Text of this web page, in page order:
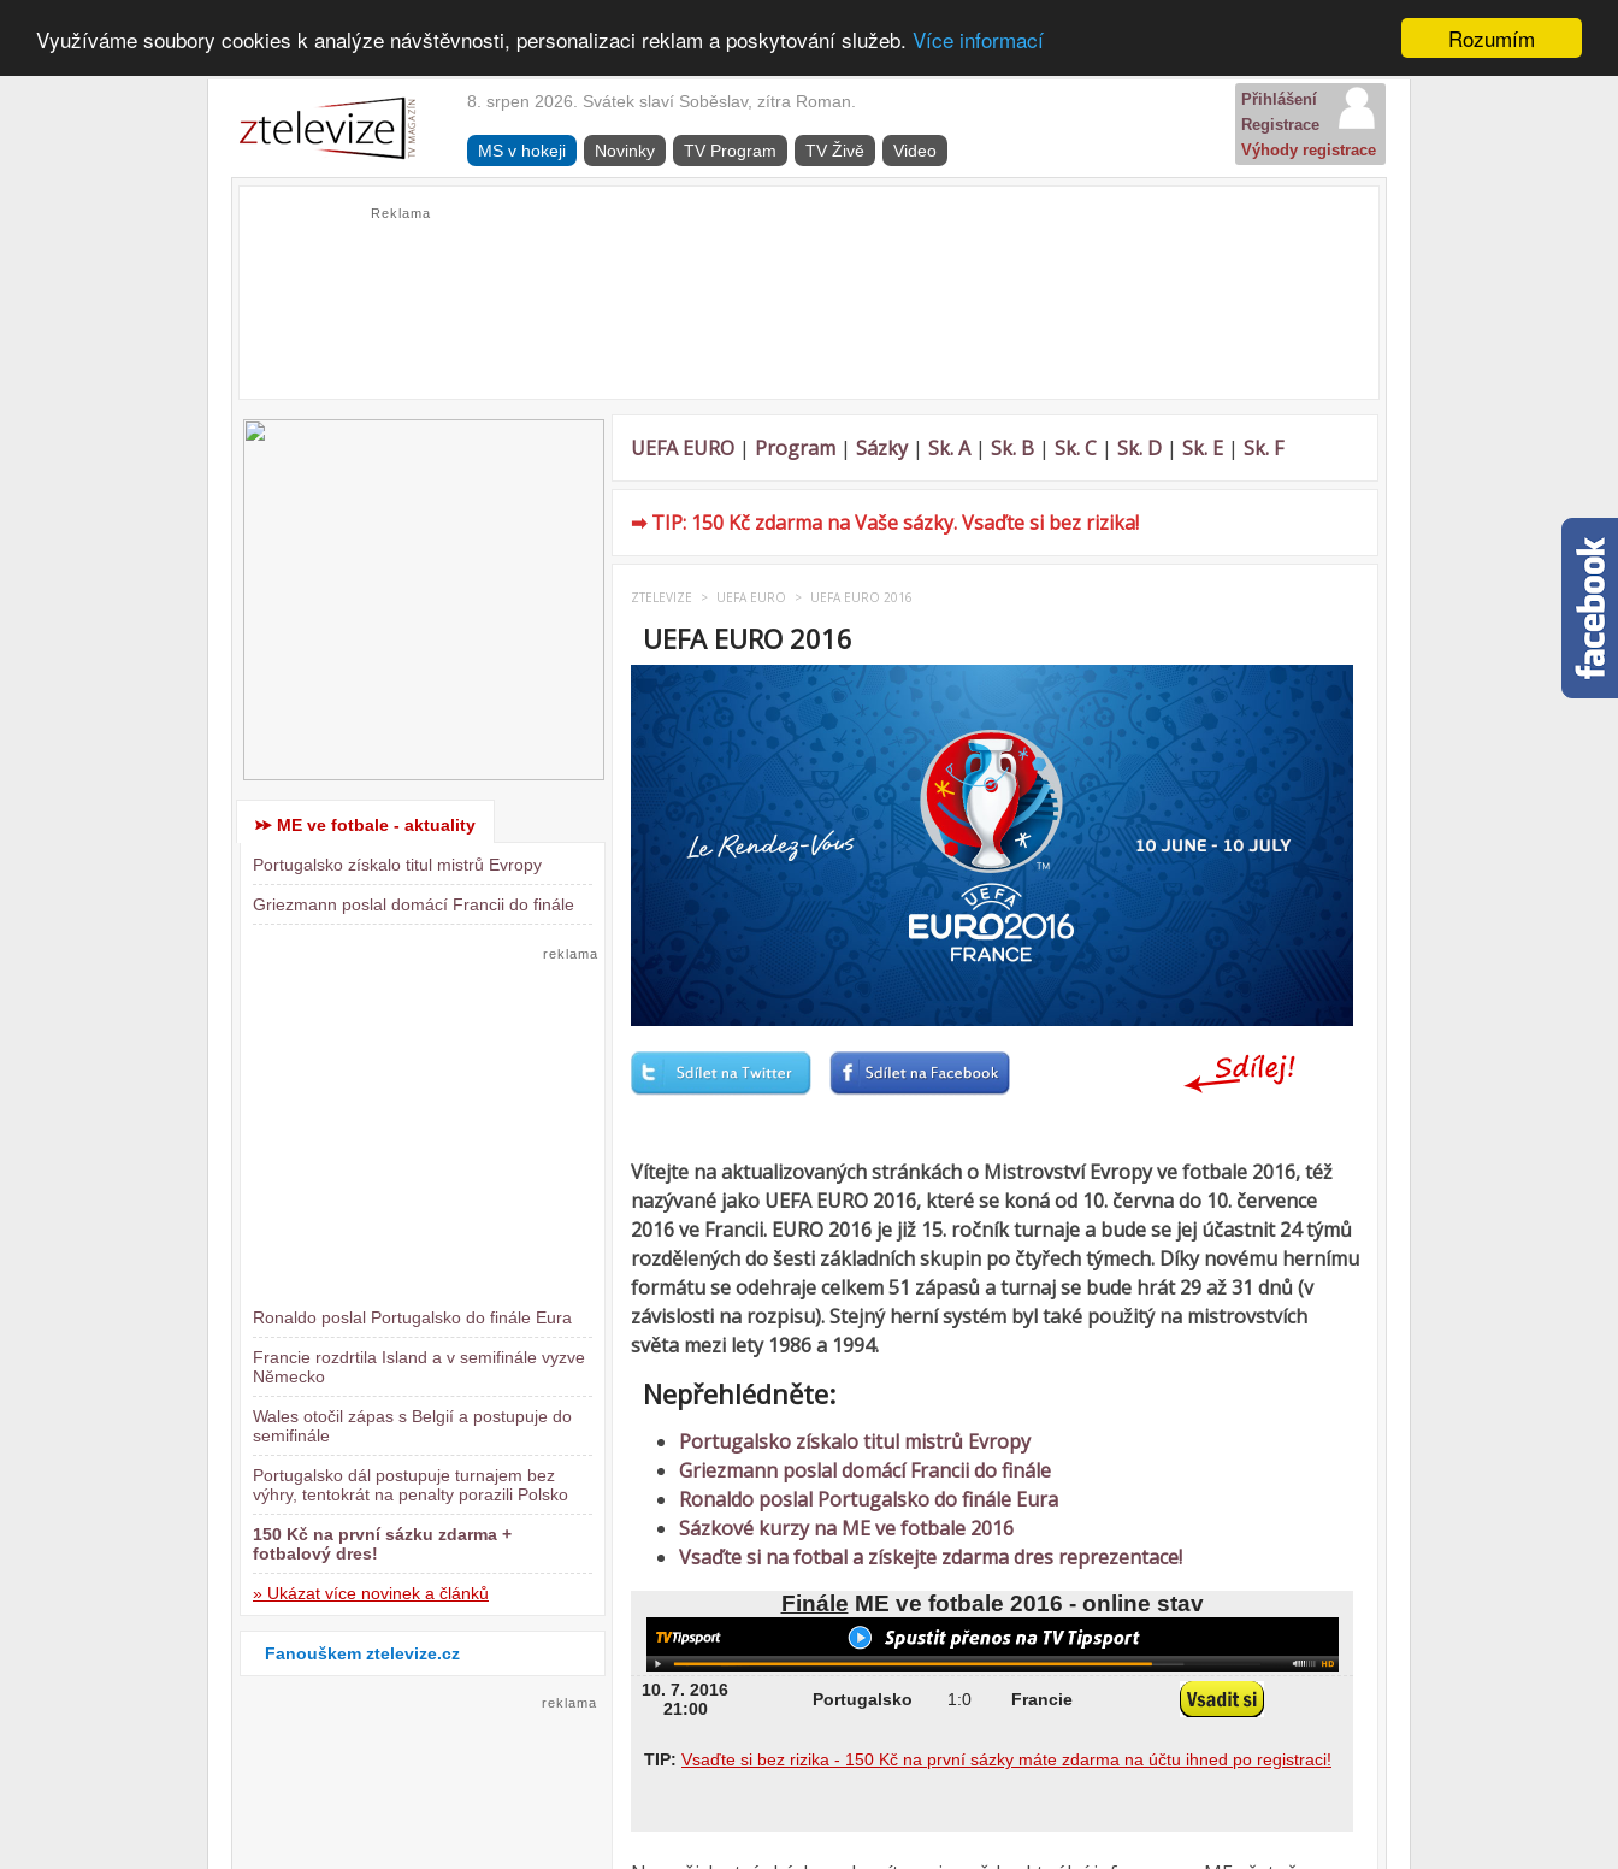
Rozumím
Využíváme soubory cookies k analýze návštěvnosti, personalizaci reklam a poskytování služeb. Více informací
8. srpen 2026. Svátek slaví Soběslav, zítra Roman.
MS v hokeji Novinky TV Program TV Živě Video
Přihlášení
Registrace
Výhody registrace
Reklama
ME ve fotbale - aktuality
Portugalsko získalo titul mistrů Evropy
Griezmann poslal domácí Francii do finále
reklama
Ronaldo poslal Portugalsko do finále Eura
Francie rozdrtila Island a v semifinále vyzve
Německo
Wales otočil zápas s Belgií a postupuje do
semifinále
Portugalsko dál postupuje turnajem bez
výhry, tentokrát na penalty porazili Polsko
150 Kč na první sázku zdarma +
fotbalový dres!
» Ukázat více novinek a článků
Fanouškem ztelevize.cz
reklama
UEFA EURO | Program | Sázky| Sk. A| Sk. B | Sk. C | Sk. D | Sk. E | Sk. F
➡ TIP: 150 Kč zdarma na Vaše sázky. Vsaďte si bez rizika!
ZTELEVIZE > UEFA EURO > UEFA EURO 2016
UEFA EURO 2016
Vítejte na aktualizovaných stránkách o Mistrovství Evropy ve fotbale 2016, též
nazývané jako UEFA EURO 2016, které se koná od 10. června do 10. července
2016 ve Francii. EURO 2016 je již 15. ročník turnaje a bude se jej účastnit 24 týmů
rozdělených do šesti základních skupin po čtyřech týmech. Díky novému hernímu
formátu se odehraje celkem 51 zápasů a turnaj se bude hrát 29 až 31 dnů (v
závislosti na rozpisu). Stejný herní systém byl také použitý na mistrovstvích
světa mezi lety 1986 a 1994.
Nepřehlédněte:
Portugalsko získalo titul mistrů Evropy
Griezmann poslal domácí Francii do finále
Ronaldo poslal Portugalsko do finále Eura
Sázkové kurzy na ME ve fotbale 2016
Vsaďte si na fotbal a získejte zdarma dres reprezentace!